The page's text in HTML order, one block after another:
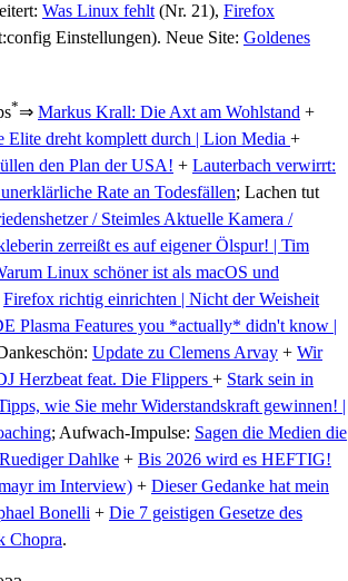
Was Linux fehlt (Nr. 21), Firefox
Einstellungen). Neue Site: Goldenes
*⇒ Markus Krall: Die Axt am Wohlstand +
Elite dreht komplett durch | Lion Media +
den Plan der USA! + Lauterbach verwirrt:
Rate an Todesfällen; Lachen tut
/ Steimles Aktuelle Kamera /
zerreißt es auf eigener Ölspur! | Tim
Linux schöner ist als macOS und
Firefox richtig einrichten | Nicht der Weisheit
Plasma Features you *actually* didn't know |
Update zu Clemens Arvay + Wir
Herzbeat feat. Die Flippers + Stark sein in
wie Sie mehr Widerstandskraft gewinnen! |
; Aufwach-Impulse: Sagen die Medien die
Dahlke + Bis 2026 wird es HEFTIG!
im Interview) + Dieser Gedanke hat mein
Bonelli + Die 7 geistigen Gesetze des
Chopra.